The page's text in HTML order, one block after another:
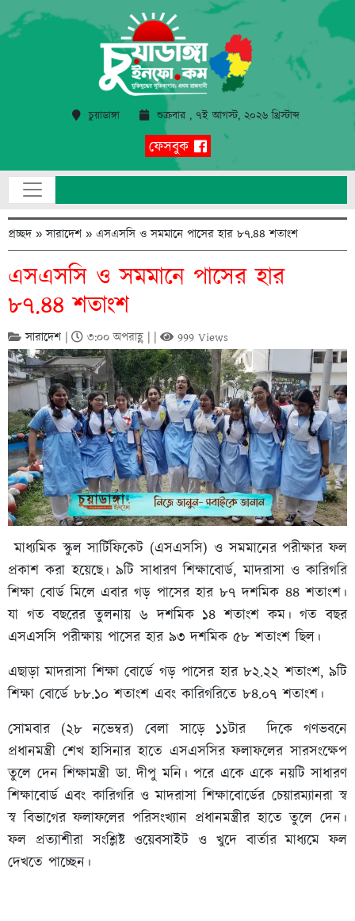
চুয়াডাঙ্গা শুক্রবার , ৭ই আগস্ট, ২০২৬ খ্রিস্টাব্দ
ফেসবুক
প্রচ্ছদ »সারাদেশ » এসএসসি ও সমমানে পাসের হার ৮৭.৪৪ শতাংশ
এসএসসি ও সমমানে পাসের হার
৮৭.৪৪ শতাংশ
সারাদেশ | ৩:০০ অপরাহ্ণ | | 999 Views
মাধ্যমিক স্কুল সার্টিফিকেট (এসএসসি) ও সমমানের পরীক্ষার ফল
প্রকাশ করা হয়েছে। ৯টি সাধারণ শিক্ষাবোর্ড, মাদরাসা ও কারিগরি
শিক্ষা বোর্ড মিলে এবার গড় পাসের হার ৮৭ দশমিক ৪৪ শতাংশ।
যা গত বছরের তুলনায় ৬ দশমিক ১৪ শতাংশ কম। গত বছর
এসএসসি পরীক্ষায় পাসের হার ৯৩ দশমিক ৫৮ শতাংশ ছিল।
এছাড়া মাদরাসা শিক্ষা বোর্ডে গড় পাসের হার ৮২.২২ শতাংশ, ৯টি
শিক্ষা বোর্ডে ৮৮.১০ শতাংশ এবং কারিগরিতে ৮৪.০৭ শতাংশ।
সোমবার (২৮ নভেম্বর) বেলা সাড়ে ১১টার দিকে গণভবনে
প্রধানমন্ত্রী শেখ হাসিনার হাতে এসএসসির ফলাফলের সারসংক্ষেপ
তুলে দেন শিক্ষামন্ত্রী ডা. দীপু মনি। পরে একে একে নয়টি সাধারণ
শিক্ষাবোর্ড এবং কারিগরি ও মাদরাসা শিক্ষাবোর্ডের চেয়ারম্যানরা স্ব
স্ব বিভাগের ফলাফলের পরিসংখ্যান প্রধানমন্ত্রীর হাতে তুলে দেন।
ফল প্রত্যাশীরা সংশ্লিষ্ট ওয়েবসাইট ও খুদে বার্তার মাধ্যমে ফল
দেখতে পাচ্ছেন।